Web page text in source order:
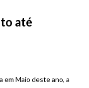
até
em Maio deste ano, a